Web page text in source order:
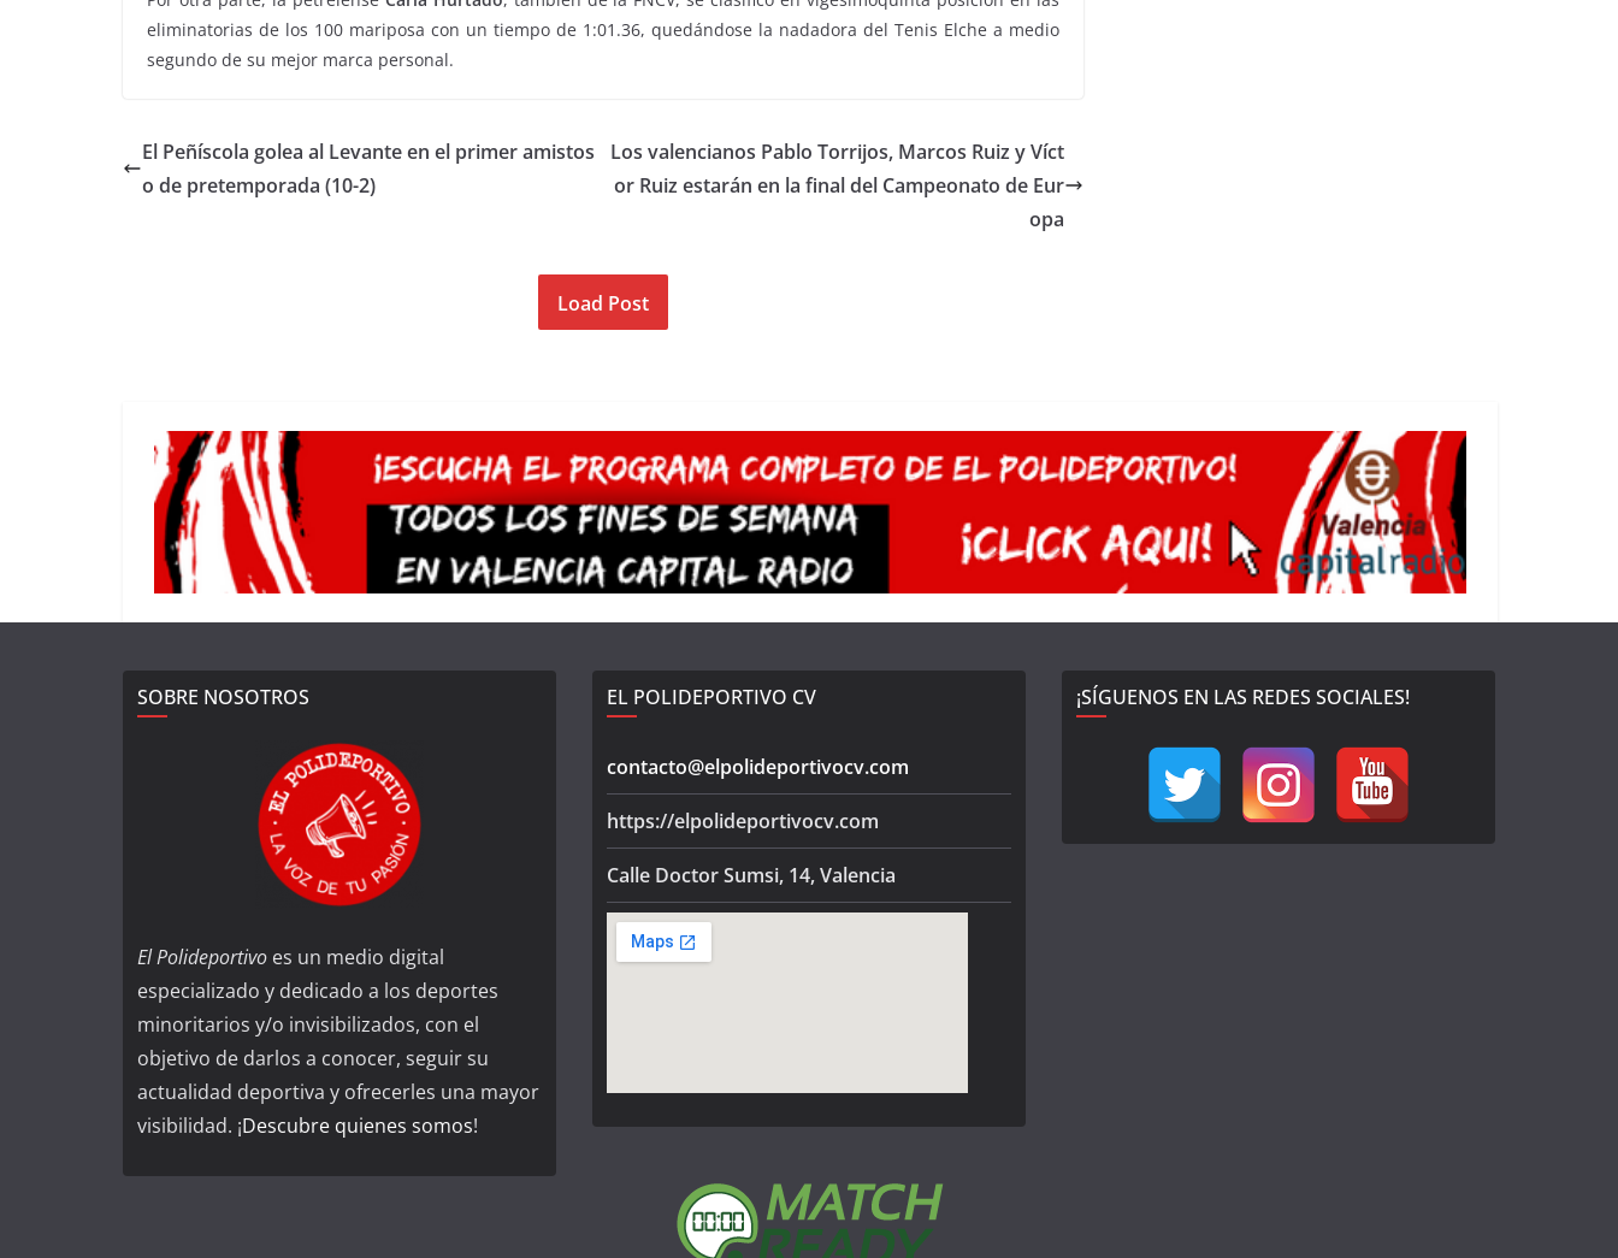
eliminatorias de los 100 mariposa con un tiempo de 1:01.36, quedándose la nadadora del Tenis Elche a medio
segundo de su mejor marca personal.
El Peñíscola golea al Levante en el primer amistos
o de pretemporada (10-2)
Los valencianos Pablo Torrijos, Marcos Ruiz y Víct
or Ruiz estarán en la final del Campeonato de Eur
opa
Load Post
SOBRE NOSOTROS
El Polideportivo es un medio digital
especializado y dedicado a los deportes
minoritarios y/o invisibilizados, con el
objetivo de darlos a conocer, seguir su
actualidad deportiva y ofrecerles una mayor
visibilidad. ¡Descubre quienes somos!
EL POLIDEPORTIVO CV
contacto@elpolideportivocv.com
https://elpolideportivocv.com
Calle Doctor Sumsi, 14, Valencia
¡SÍGUENOS EN LAS REDES SOCIALES!